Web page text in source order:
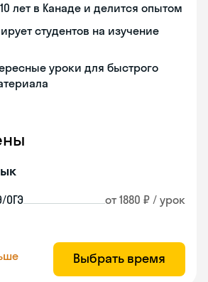
лет в Канаде и делится опытом
студентов на изучение
уроки для быстрого
ОГЭ от 1880 ₽ / урок
Выбрать время